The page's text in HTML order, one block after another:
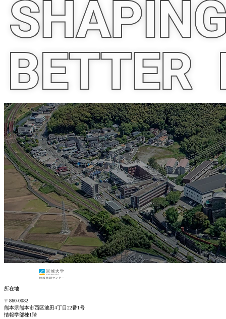
所在地
〒860-0082
熊本県熊本市西区池田4丁目22番1号
情報学部棟1階